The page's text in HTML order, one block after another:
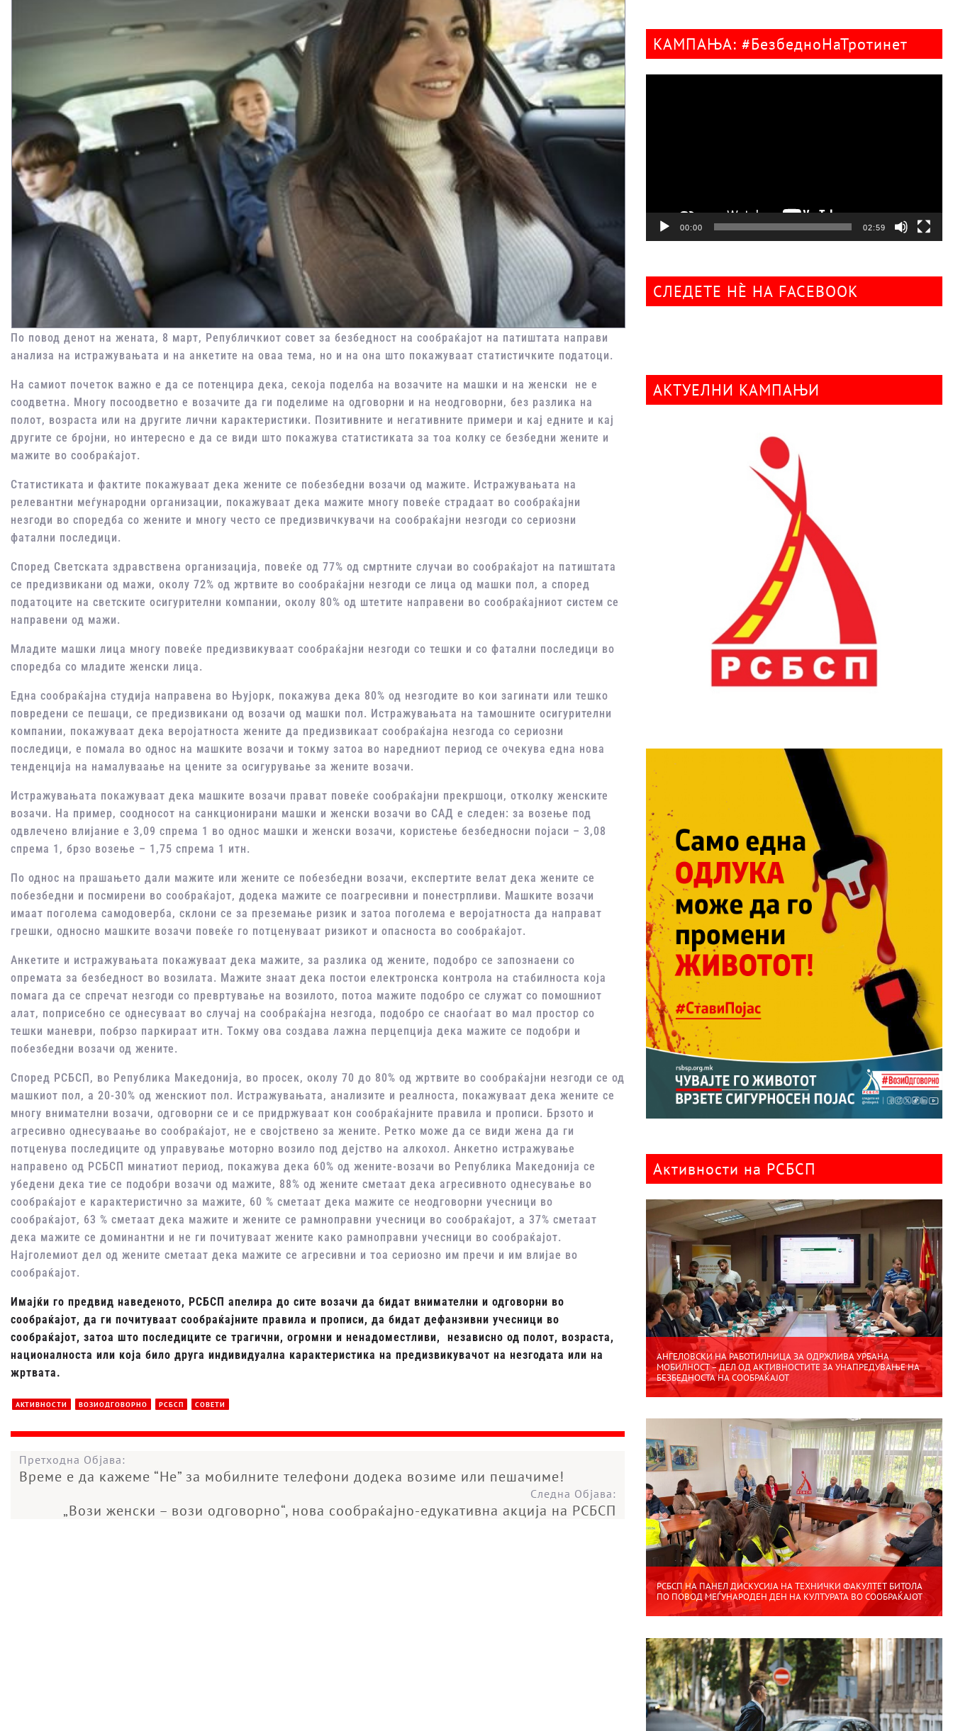
По повод денот на жената, 8 март, Републичкиот совет за безбедност на сообраќајот на патиштата направи
анализа на истражувањата и на анкетите на оваа тема, но и на она што покажуваат статистичките податоци.
На самиот почеток важно е да се потенцира дека, секоја поделба на возачите на машки и на женски не е
соодветна. Многу посоодветно е возачите да ги поделиме на одговорни и на неодговорни, без разлика на
полот, возраста или на другите лични карактеристики. Позитивните и негативните примери и кај едните и кај
другите се бројни, но интересно е да се види што покажува статистиката за тоа колку се безбедни жените и
мажите во сообраќајот.
Статистиката и фактите покажуваат дека жените се побезбедни возачи од мажите. Истражувањата на
релевантни меѓународни организации, покажуваат дека мажите многу повеќе страдаат во сообраќајни
незгоди во споредба со жените и многу често се предизвичкувачи на сообраќајни незгоди со сериозни
фатални последици.
Според Светската здравствена организација, повеќе од 77% од смртните случаи во сообраќајот на патиштата
се предизвикани од мажи, околу 72% од жртвите во сообраќајни незгоди се лица од машки пол, а според
податоците на светските осигурителни компании, околу 80% од штетите направени во сообраќајниот систем се
направени од мажи.
Младите машки лица многу повеќе предизвикуваат сообраќајни незгоди со тешки и со фатални последици во
споредба со младите женски лица.
Една сообраќајна студија направена во Њујорк, покажува дека 80% од незгодите во кои загинати или тешко
повредени се пешаци, се предизвикани од возачи од машки пол. Истражувањата на тамошните осигурителни
компании, покажуваат дека веројатноста жените да предизвикаат сообраќајна незгода со сериозни
последици, е помала во однос на машките возачи и токму затоа во наредниот период се очекува една нова
тенденција на намалуваање на цените за осигурување за жените возачи.
Истражувањата покажуваат дека машките возачи прават повеќе сообраќајни прекршоци, отколку женските
возачи. На пример, соодносот на санкционирани машки и женски возачи во САД е следен: за возење под
одвлечено влијание е 3,09 спрема 1 во однос машки и женски возачи, користење безбедносни појаси – 3,08
спрема 1, брзо возење – 1,75 спрема 1 итн.
По однос на прашањето дали мажите или жените се побезбедни возачи, експертите велат дека жените се
побезбедни и посмирени во сообраќајот, додека мажите се поагресивни и понестрпливи. Машките возачи
имаат поголема самодоверба, склони се за преземање ризик и затоа поголема е веројатноста да направат
грешки, односно машките возачи повеќе го потценуваат ризикот и опасноста во сообраќајот.
Анкетите и истражувањата покажуваат дека мажите, за разлика од жените, подобро се запознаени со
опремата за безбедност во возилата. Мажите знаат дека постои електронска контрола на стабилноста која
помага да се спречат незгоди со превртување на возилото, потоа мажите подобро се служат со помошниот
алат, поприсебно се однесуваат во случај на сообраќајна незгода, подобро се снаоѓаат во мал простор со
тешки маневри, побрзо паркираат итн. Токму ова создава лажна перцепција дека мажите се подобри и
побезбедни возачи од жените.
Според РСБСП, во Република Македонија, во просек, околу 70 до 80% од жртвите во сообраќајни незгоди се од
машкиот пол, а 20-30% од женскиот пол. Истражувањата, анализите и реалноста, покажуваат дека жените се
многу внимателни возачи, одговорни се и се придржуваат кон сообраќајните правила и прописи. Брзото и
агресивно однесуваање во сообраќајот, не е својствено за жените. Ретко може да се види жена да ги
потценува последиците од управување моторно возило под дејство на алкохол. Анкетно истражување
направено од РСБСП минатиот период, покажува дека 60% од жените-возачи во Република Македонија се
убедени дека тие се подобри возачи од мажите, 88% од жените сметаат дека агресивното однесување во
сообраќајот е карактеристично за мажите, 60 % сметаат дека мажите се неодговорни учесници во
сообраќајот, 63 % сметаат дека мажите и жените се рамноправни учесници во сообраќајот, а 37% сметаат
дека мажите се доминантни и не ги почитуваат жените како рамноправни учесници во сообраќајот.
Најголемиот дел од жените сметаат дека мажите се агресивни и тоа сериозно им пречи и им влијае во
сообраќајот.
Имајќи го предвид наведеното, РСБСП апелира до сите возачи да бидат внимателни и одговорни во
сообраќајот, да ги почитуваат сообраќајните правила и прописи, да бидат дефанзивни учесници во
сообраќајот, затоа што последиците се трагични, огромни и ненадоместливи, независно од полот, возраста,
националноста или која било друга индивидуална карактеристика на предизвикувачот на незгодата или на
жртвата.
АКТИВНОСТИ ВОЗИОДГОВОРНО РСБСП СОВЕТИ
Претходна Објава:
Време е да кажеме “Не” за мобилните телефони додека возиме или пешачиме!
Следна Објава:
„Вози женски – вози одговорно“, нова сообраќајно-едукативна акција на РСБСП
КАМПАЊА: #БезбедноНаТротинет
00:00 02:59
СЛЕДЕТЕ НÈ НА FACEBOOK
АКТУЕЛНИ КАМПАЊИ
Активности на РСБСП
АНГЕЛОВСКИ НА РАБОТИЛНИЦА ЗА ОДРЖЛИВА УРБАНА
МОБИЛНОСТ – ДЕЛ ОД АКТИВНОСТИТЕ ЗА УНАПРЕДУВАЊЕ НА
БЕЗБЕДНОСТА НА СООБРАЌАЈОТ
РСБСП НА ПАНЕЛ ДИСКУСИЈА НА ТЕХНИЧКИ ФАКУЛТЕТ БИТОЛА
ПО ПОВОД МЕЃУНАРОДЕН ДЕН НА КУЛТУРАТА ВО СООБРАЌАЈОТ